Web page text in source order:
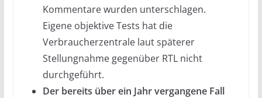
Kommentare wurden unterschlagen.
Eigene objektive Tests hat die
Verbraucherzentrale laut späterer
Stellungnahme gegenüber RTL nicht
durchgeführt.
Der bereits über ein Jahr vergangene Fall